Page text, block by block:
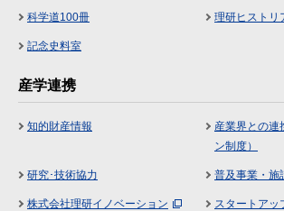
科学道100冊 理研ヒストリ
記念史料室
産学連携
知的財産情報
産業界との連
ン制度）
研究･技術協力 普及事業・施
株式会社理研イノベーション スタートアッ